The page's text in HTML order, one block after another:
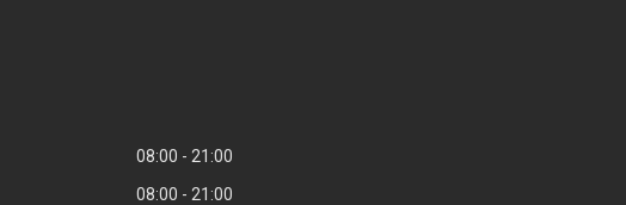
08:00
21:00
08:00
21:00